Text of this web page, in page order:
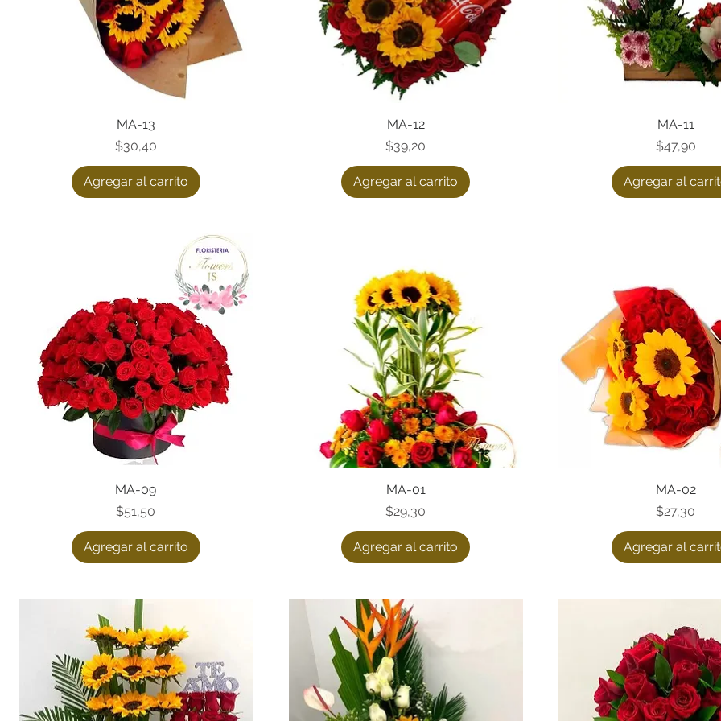
Vista rápida
MA-13
Precio
$30,40
Agregar al carrito
Vista rápida
MA-12
Precio
$39,20
Agregar al carrito
Vista rápida
MA-11
Precio
$47,90
Agregar al
Vista rápida
MA-09
Precio
$51,50
Agregar al carrito
Vista rápida
MA-01
Precio
$29,30
Agregar al carrito
Vista rápida
MA-02
Precio
$27,30
Agregar al